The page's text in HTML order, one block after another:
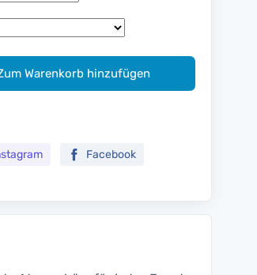
Warenkorb hinzufügen
Facebook